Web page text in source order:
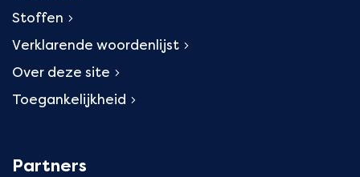
Stoffen
Verklarende woordenlijst
Over deze site
Toegankelijkheid
Partners